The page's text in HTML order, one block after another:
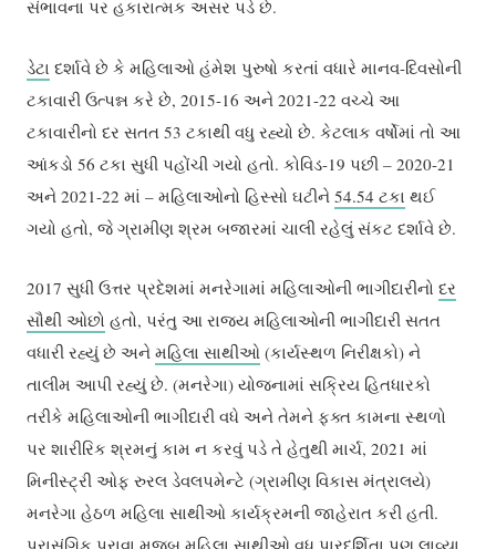
સંભાવના પર હકારાત્મક અસર પડે છે.
ડેટા દર્શાવે છે કે મહિલાઓ હંમેશ પુરુષો કરતાં વધારે માનવ-દિવસોની
ટકાવારી ઉત્પન્ન કરે છે, 2015-16 અને 2021-22 વચ્ચે આ
ટકાવારીનો દર સતત 53 ટકાથી વધુ રહ્યો છે. કેટલાક વર્ષોમાં તો આ
આંકડો 56 ટકા સુધી પહોંચી ગયો હતો. કોવિડ-19 પછી – 2020-21
અને 2021-22 માં – મહિલાઓનો હિસ્સો ઘટીને54.54 ટકા થઈ
ગયો હતો, જે ગ્રામીણ શ્રમ બજારમાં ચાલી રહેલું સંકટ દર્શાવે છે.
2017 સુધી ઉત્તર પ્રદેશમાં મનરેગામાં મહિલાઓની ભાગીદારીનોદર
સૌથી ઓછો હતો, પરંતુ આ રાજ્ય મહિલાઓની ભાગીદારી સતત
વધારી રહ્યું છે અનેમહિલા સાથીઓ (કાર્યસ્થળ નિરીક્ષકો) ને
તાલીમ આપી રહ્યું છે. (મનરેગા) યોજનામાં સક્રિય હિતધારકો
તરીકે મહિલાઓની ભાગીદારી વધે અને તેમને ફક્ત કામના સ્થળો
પર શારીરિક શ્રમનું કામ ન કરવું પડે તે હેતુથી માર્ચ, 2021 માં
મિનીસ્ટ્રી ઓફ રુરલ ડેવલપમેન્ટે (ગ્રામીણ વિકાસ મંત્રાલયે)
મનરેગા હેઠળ મહિલા સાથીઓ કાર્યક્રમની જાહેરાત કરી હતી.